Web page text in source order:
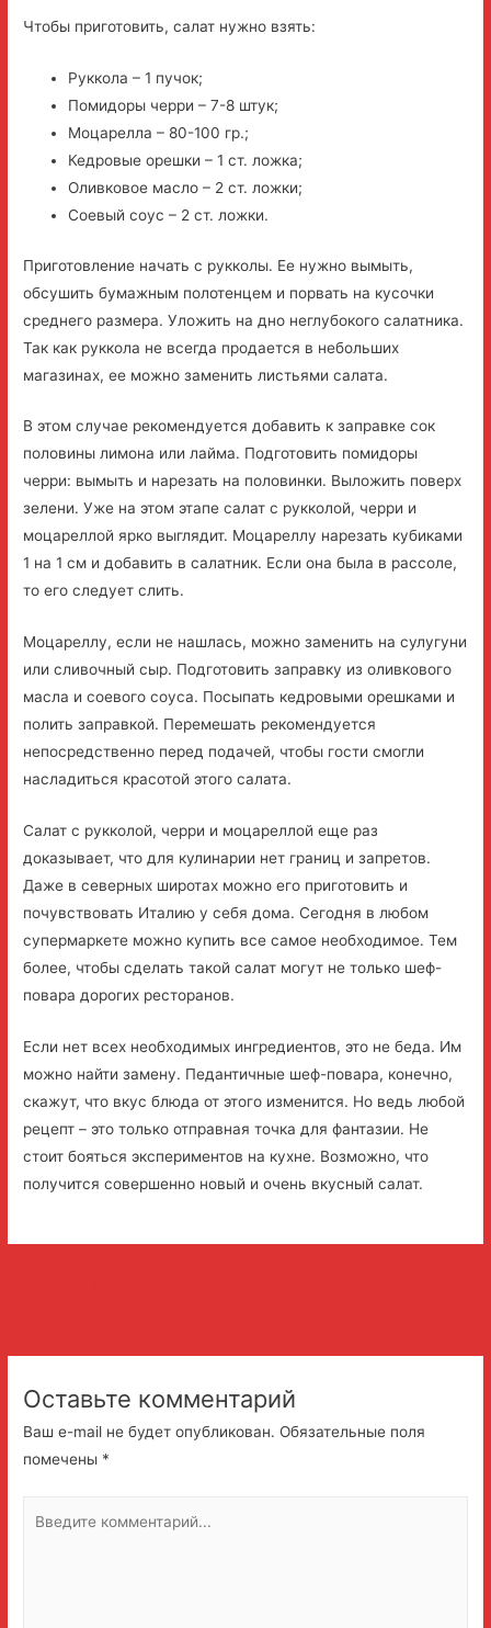
Чтобы приготовить, салат нужно взять:
Руккола – 1 пучок;
Помидоры черри – 7-8 штук;
Моцарелла – 80-100 гр.;
Кедровые орешки – 1 ст. ложка;
Оливковое масло – 2 ст. ложки;
Соевый соус – 2 ст. ложки.
Приготовление начать с рукколы. Ее нужно вымыть,
обсушить бумажным полотенцем и порвать на кусочки
среднего размера. Уложить на дно неглубокого салатника.
Так как руккола не всегда продается в небольших
магазинах, ее можно заменить листьями салата.
В этом случае рекомендуется добавить к заправке сок
половины лимона или лайма. Подготовить помидоры
черри: вымыть и нарезать на половинки. Выложить поверх
зелени. Уже на этом этапе салат с рукколой, черри и
моцареллой ярко выглядит. Моцареллу нарезать кубиками
1 на 1 см и добавить в салатник. Если она была в рассоле,
то его следует слить.
Моцареллу, если не нашлась, можно заменить на сулугуни
или сливочный сыр. Подготовить заправку из оливкового
масла и соевого соуса. Посыпать кедровыми орешками и
полить заправкой. Перемешать рекомендуется
непосредственно перед подачей, чтобы гости смогли
насладиться красотой этого салата.
Салат с рукколой, черри и моцареллой еще раз
доказывает, что для кулинарии нет границ и запретов.
Даже в северных широтах можно его приготовить и
почувствовать Италию у себя дома. Сегодня в любом
супермаркете можно купить все самое необходимое. Тем
более, чтобы сделать такой салат могут не только шеф-
повара дорогих ресторанов.
Если нет всех необходимых ингредиентов, это не беда. Им
можно найти замену. Педантичные шеф-повара, конечно,
скажут, что вкус блюда от этого изменится. Но ведь любой
рецепт – это только отправная точка для фантазии. Не
стоит бояться экспериментов на кухне. Возможно, что
получится совершенно новый и очень вкусный салат.
записям
Оставьте комментарий
Ваш e-mail не будет опубликован. Обязательные поля
помечены *
комментарий...